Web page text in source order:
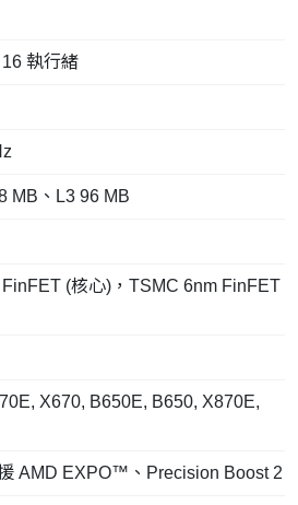
執行緒
MB、L3 96 MB
(核心)，TSMC 6nm FinFET
X670, B650E, B650, X870E,
AMD EXPO™、Precision Boost 2